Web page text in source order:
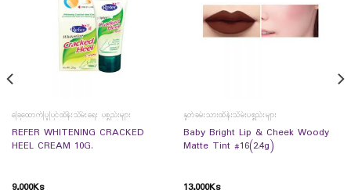
ခြေထောက်ပြုပြင်ထိန်းသိမ်းရေး ပစ္စည်းများ
REFER WHITENING CRACKED
HEEL CREAM 10G.
နှုတ်ခမ်းသားထိန်းသိမ်းပစ္စည်းများ
Baby Bright Lip & Cheek Woody
Matte Tint #16(2.4g)